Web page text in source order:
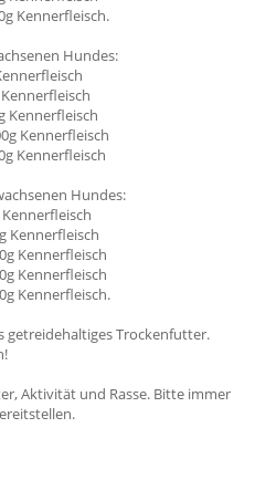
Kennerfleisch.
Hundes:
Kennerfleisch
Kennerfleisch
Kennerfleisch
Hundes:
Kennerfleisch
Kennerfleisch
Kennerfleisch
Kennerfleisch
Kennerfleisch.
getreidehaltiges Trockenfutter.
Aktivität und Rasse. Bitte immer